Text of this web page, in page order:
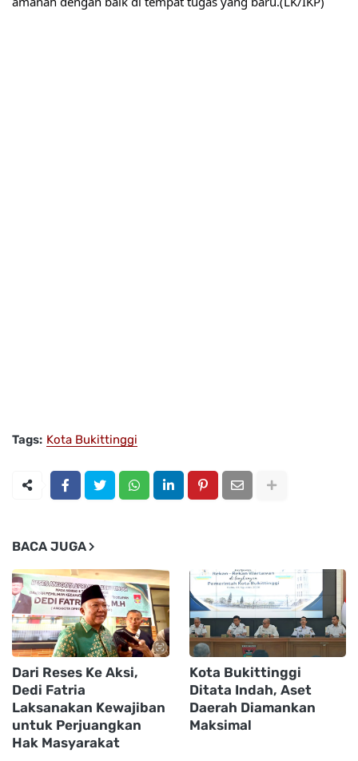
Tags: Kota Bukittinggi
BACA JUGA
Dari Reses Ke Aksi,
Dedi Fatria
Laksanakan Kewajiban
untuk Perjuangkan
Hak Masyarakat
Kota Bukittinggi
Ditata Indah, Aset
Daerah Diamankan
Maksimal